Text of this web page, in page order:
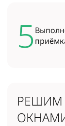
5
РЕШИМ